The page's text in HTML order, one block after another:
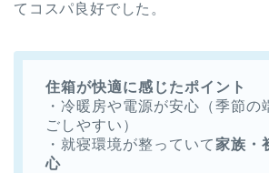
てコスパ良好でした。
住箱が快適に感じたポイント
・冷暖房や電源が安心（季節の
ごしやすい）
・就寝環境が整っていて 家族・
心